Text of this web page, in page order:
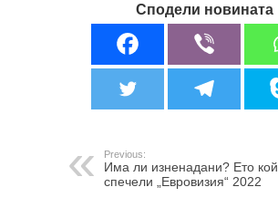
Сподели новината
Previous:
Има ли изненадани? Ето кой
спечели „Евровизия“ 2022